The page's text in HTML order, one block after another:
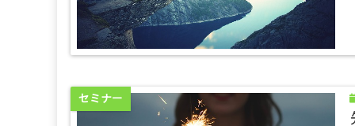
セミナー